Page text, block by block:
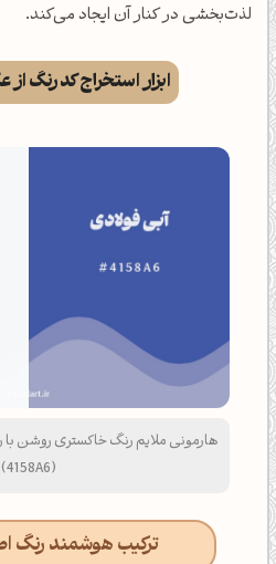
لذت‌بخشی در کنار آن ایجاد می‌کند.
ابزار استخراج کد رنگ
هارمونی ملایم رنگ خاکستری روشن
(4158A6)
ترکیب هوشمند رنگ